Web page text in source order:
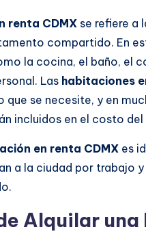
renta CDMX se refiere a
compartido. En
la cocina, el baño, el
Las habitaciones
que se necesite, y en
incluidos en el costo del
en renta CDMX es
a la ciudad por trabajo
Alquilar